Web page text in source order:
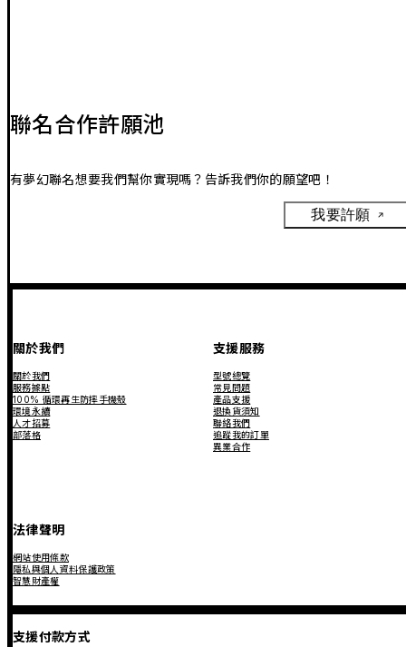
聯名合作許願池
有夢幻聯名想要我們幫你實現嗎？告訴我們你的願望吧！
我要許願
關於我們
關於我們
服務據點
100% 循環再生防摔手機殼
環境永續
人才招募
部落格
支援服務
型號總覽
常見問題
產品支援
退換貨須知
聯絡我們
追蹤我的訂單
異業合作
法律聲明
網站使用條款
隱私與個人資料保護政策
智慧財產權
支援付款方式